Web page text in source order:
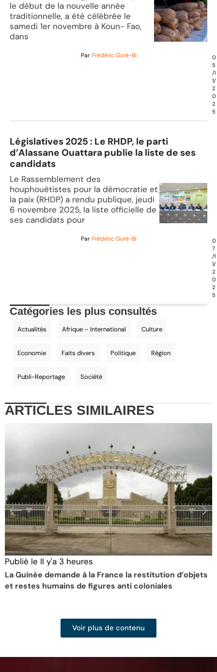
le début de la nouvelle année
traditionnelle, a été célébrée le
samedi 1er novembre à Koun- Fao,
dans
Par Frédéric Goré-Bi
0
5
/1
1/
2
0
2
5
Législatives 2025 : Le RHDP, le parti
d’Alassane Ouattara publie la liste de ses
candidats
Le Rassemblement des
houphouëtistes pour la démocratie et
la paix (RHDP) a rendu publique, jeudi
6 novembre 2025, la liste officielle de
ses candidats pour
Par Frédéric Goré-Bi
0
7
/1
1/
2
0
2
5
Catégories les plus consultés
Actualités Afrique – International Culture
Economie Faits divers Politique Région
Publi-Reportage Société
ARTICLES SIMILAIRES
Publié le Il y'a 3 heures
La Guinée demande à la France la restitution d’objets
et restes humains de figures anti coloniales
Voir plus de contenu